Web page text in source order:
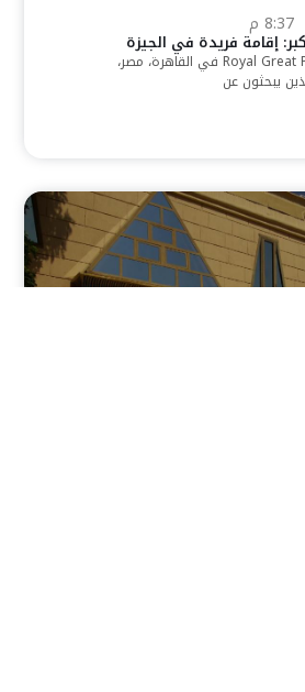
8:37 م
إقامة فريدة في الجيزة
يقدم فندق Royal Great Pyramid Inn في القاهرة، مصر،
يبحثون عن